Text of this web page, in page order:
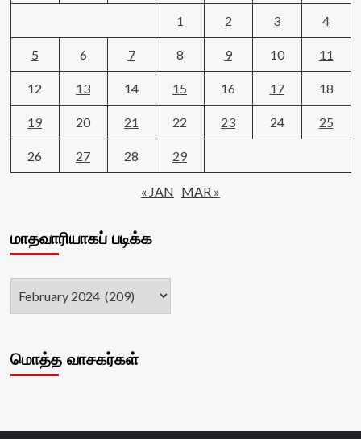
1
2 3 4
5 6 7 8 9 10 11
12 13 14 15 16 17 18
19 20 21 22 23 24 25
26 27 28 29
« JAN MAR »
மாதவாரியாகப் படிக்க
மொத்த வாசகர்கள்